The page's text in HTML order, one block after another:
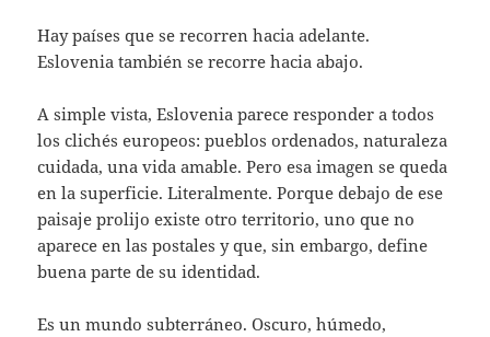
Hay países que se recorren hacia adelante.
Eslovenia también se recorre hacia abajo.
A simple vista, Eslovenia parece responder a todos
los clichés europeos: pueblos ordenados, naturaleza
cuidada, una vida amable. Pero esa imagen se queda
en la superficie. Literalmente. Porque debajo de ese
paisaje prolijo existe otro territorio, uno que no
aparece en las postales y que, sin embargo, define
buena parte de su identidad.
Es un mundo subterráneo. Oscuro, húmedo,